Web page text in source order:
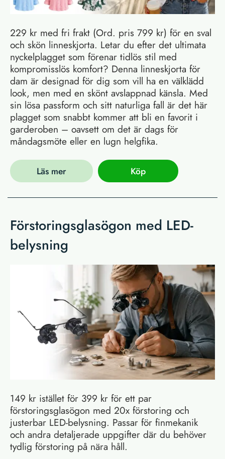
229 kr med fri frakt (Ord. pris 799 kr) för en sval
och skön linneskjorta. Letar du efter det ultimata
nyckelplagget som förenar tidlös stil med
kompromisslös komfort? Denna linneskjorta för
dam är designad för dig som vill ha en välklädd
look, men med en skönt avslappnad känsla. Med
sin lösa passform och sitt naturliga fall är det här
plagget som snabbt kommer att bli en favorit i
garderoben – oavsett om det är dags för
måndagsmöte eller en lugn helgfika.
Läs mer Köp
Förstoringsglasögon med LED-
belysning
149 kr istället för 399 kr för ett par
förstoringsglasögon med 20x förstoring och
justerbar LED-belysning. Passar för finmekanik
och andra detaljerade uppgifter där du behöver
tydlig förstoring på nära håll.